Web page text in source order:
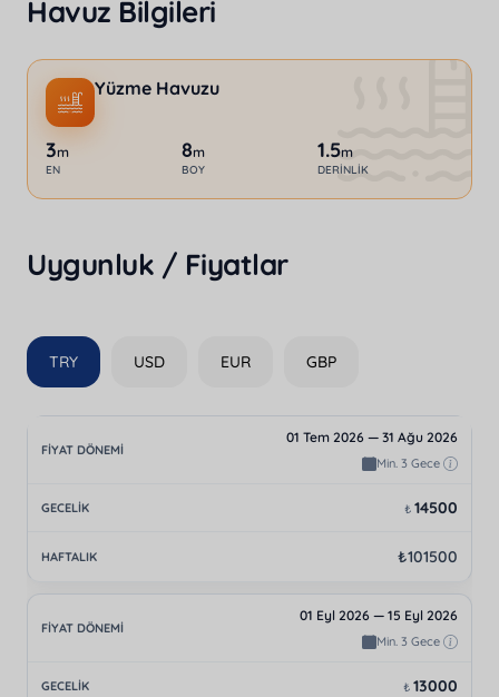
Havuz Bilgileri
Yüzme Havuzu
3m
EN
8m
BOY
1.5m
DERINLIK
Uygunluk / Fiyatlar
TRY USD EUR GBP
01 Tem 2026 — 31 Ağu 2026
Min. 3 Gece
₺ 14500
₺101500
01 Eyl 2026 — 15 Eyl 2026
Min. 3 Gece
₺ 13000